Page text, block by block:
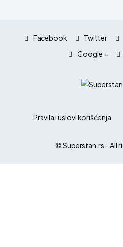
Facebook Twitter
Google +
Pravila i uslovi korišćenja
© Superstan.rs - All